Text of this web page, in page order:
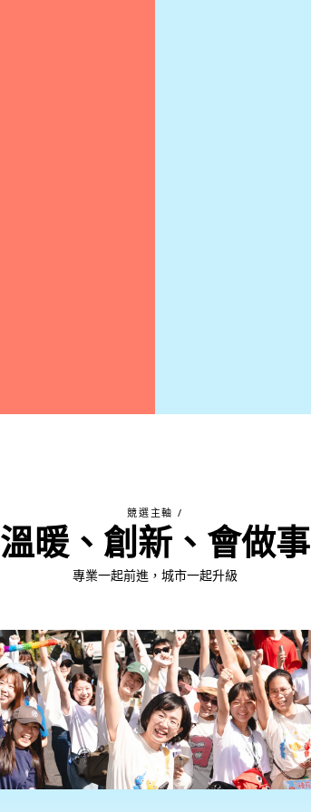
競選主軸 /
溫暖、創新、會做事
專業一起前進，城市一起升級